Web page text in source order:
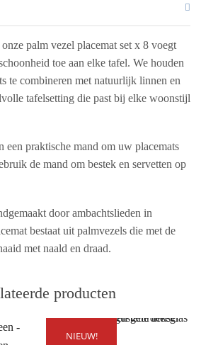
palm vezel placemat set x 8 voegt
toe aan elke tafel. We houden
te combineren met natuurlijk linnen en
tafelsetting die past bij elke woonstijl
een praktische mand om uw placemats
de mand om bestek en servetten op
door ambachtslieden in
bestaat uit palmvezels die met de
met naald en draad.
producten
NIEUW!